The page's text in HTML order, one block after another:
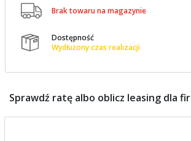
 Brak towaru na magazynie

Dostępność
Wydłużony czas realizacji
Sprawdź ratę albo oblicz leasing dla